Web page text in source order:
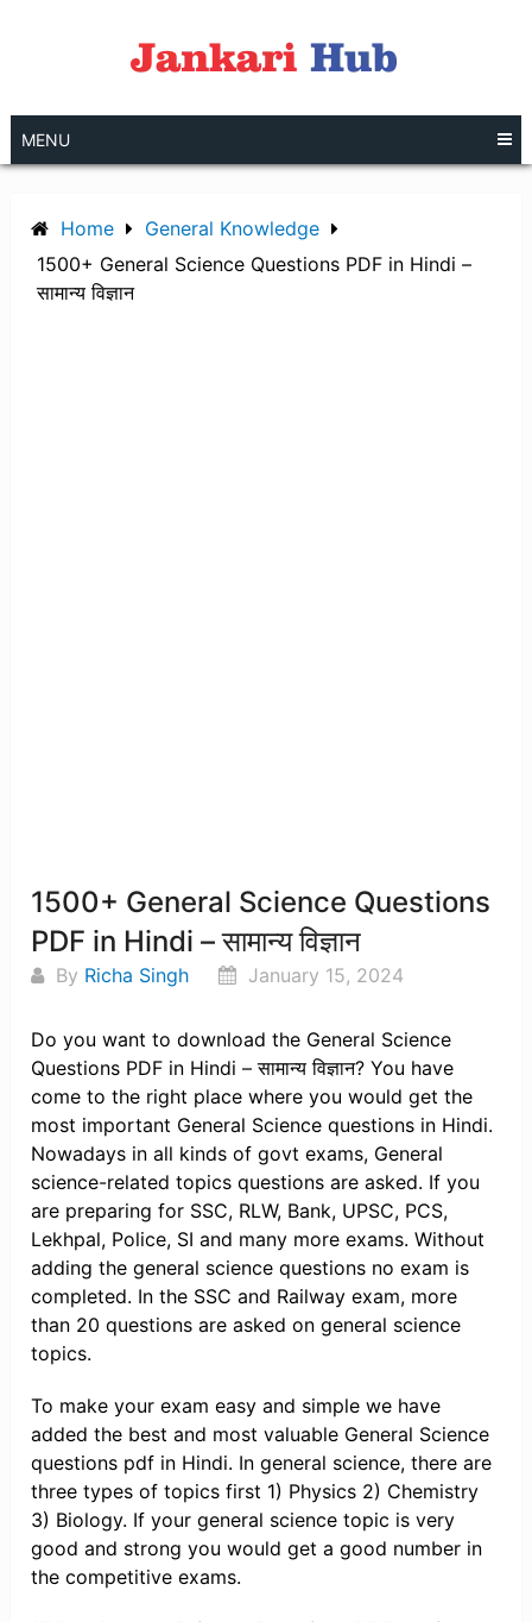
MENU
Home
General Knowledge
1500+ General Science Questions PDF in Hindi –
सामान्य विज्ञान
1500+ General Science Questions
PDF in Hindi – सामान्य विज्ञान
By Richa Singh January 15, 2024
Do you want to download the General Science
Questions PDF in Hindi – सामान्य विज्ञान? You have
come to the right place where you would get the
most important General Science questions in Hindi.
Nowadays in all kinds of govt exams, General
science-related topics questions are asked. If you
are preparing for SSC, RLW, Bank, UPSC, PCS,
Lekhpal, Police, SI and many more exams. Without
adding the general science questions no exam is
completed. In the SSC and Railway exam, more
than 20 questions are asked on general science
topics.
To make your exam easy and simple we have
added the best and most valuable General Science
questions pdf in Hindi. In general science, there are
three types of topics first 1) Physics 2) Chemistry
3) Biology. If your general science topic is very
good and strong you would get a good number in
the competitive exams.